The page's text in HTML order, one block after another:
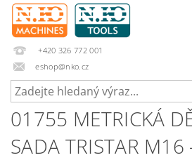
+420 326 772 001
eshop@nko.cz
01755 METRICKÁ
SADA TRISTAR